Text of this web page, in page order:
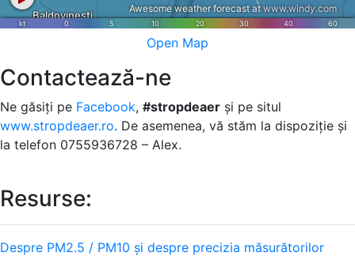
Open Map
Contactează-ne
Ne găsiți pe Facebook, #stropdeaer și pe situl
www.stropdeaer.ro. De asemenea, vă stăm la dispoziție și
la telefon 0755936728 – Alex.
Resurse:
Despre PM2.5 / PM10 și despre precizia măsurătorilor